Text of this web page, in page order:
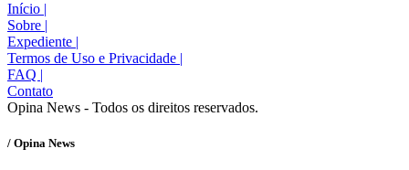
Início |
Sobre |
Expediente |
Termos de Uso e Privacidade |
FAQ |
Contato
Opina News - Todos os direitos reservados.
/ Opina News